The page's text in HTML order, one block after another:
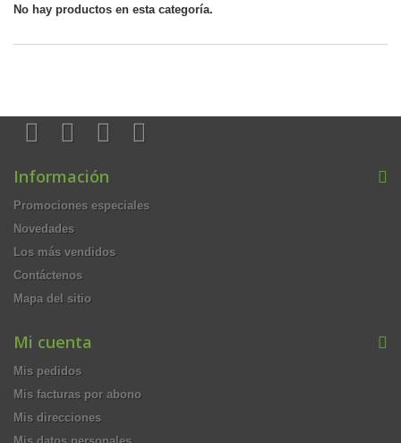
No hay productos en esta categoría.
Información
Promociones especiales
Novedades
Los más vendidos
Contáctenos
Mapa del sitio
Mi cuenta
Mis pedidos
Mis facturas por abono
Mis direcciones